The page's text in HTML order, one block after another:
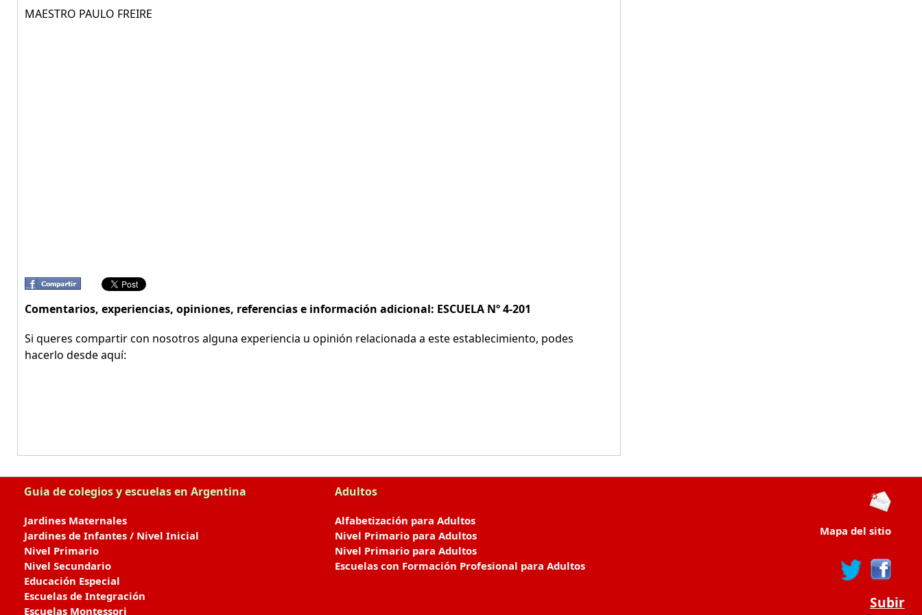
MAESTRO PAULO FREIRE
Comentarios, experiencias, opiniones, referencias e información adicional: ESCUELA Nº 4-201
Si queres compartir con nosotros alguna experiencia u opinión relacionada a este establecimiento, podes
hacerlo desde aquí:
Guia de colegios y escuelas en Argentina
Jardines Maternales
Jardines de Infantes / Nivel Inicial
Nivel Primario
Nivel Secundario
Educación Especial
Escuelas de Integración
Escuelas Montessori
Adultos
Alfabetización para Adultos
Nivel Primario para Adultos
Nivel Primario para Adultos
Escuelas con Formación Profesional para Adultos
Mapa del sitio
Subir